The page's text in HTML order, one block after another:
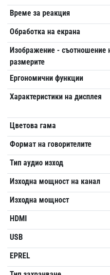
Време за реакция
Обработка на екрана
Изображение - съотношение
размерите
Ергономични функции
Характеристики на дисплея
Цветова гама
Формат на говорителите
Тип аудио изход
Изходна мощност на канал
Изходна мощност
HDMI
USB
EPREL